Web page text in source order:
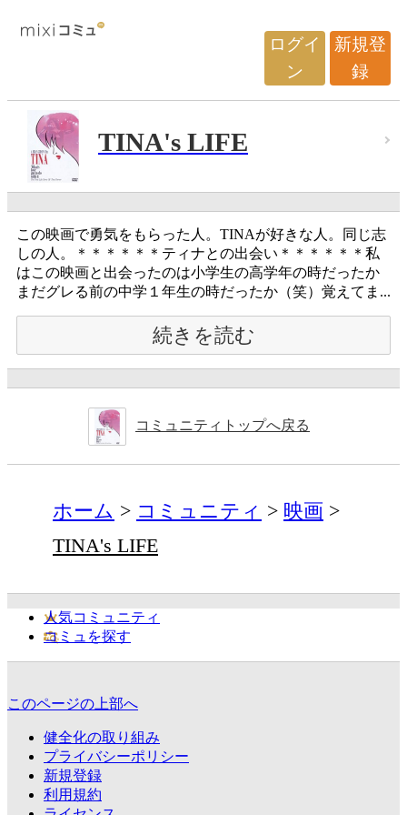
ログイ
ン
新規登
録
TINA's LIFE
この映画で勇気をもらった人。TINAが好きな人。同じ志
しの人。＊＊＊＊＊＊ティナとの出会い＊＊＊＊＊＊私
はこの映画と出会ったのは小学生の高学年の時だったか
まだグレる前の中学１年生の時だったか（笑）覚えてま...
続きを読む
コミュニティトップへ戻る
ホーム コミュニティ
映画
TINA's LIFE
人気コミュニティ
コミュを探す
このページの上部へ
健全化の取り組み
プライバシーポリシー
新規登録
利用規約